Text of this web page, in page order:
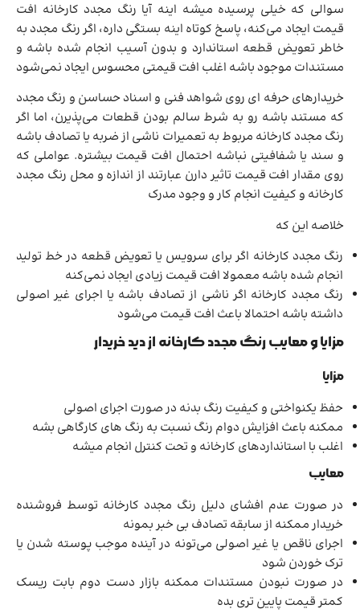
سوالی که خیلی پرسیده میشه اینه آیا رنگ مجدد کارخانه افت
قیمت ایجاد می‌کنه، پاسخ کوتاه اینه بستگی داره، اگر رنگ مجدد به
خاطر تعویض قطعه استاندارد و بدون آسیب انجام شده باشه و
مستندات موجود باشه اغلب افت قیمتی محسوس ایجاد نمی‌شود
خریدارهای حرفه ای روی شواهد فنی و اسناد حساسن و رنگ مجدد
که مستند باشه رو به شرط سالم بودن قطعات می‌پذیرن، اما اگر
رنگ مجدد کارخانه مربوط به تعمیرات ناشی از ضربه یا تصادف باشه
و سند یا شفافیتی نباشه احتمال افت قیمت بیشتره. عواملی که
روی مقدار افت قیمت تاثیر دارن عبارتند از اندازه و محل رنگ مجدد
کارخانه و کیفیت انجام کار و وجود مدرک
خلاصه این که
رنگ مجدد کارخانه اگر برای سرویس یا تعویض قطعه در خط تولید
انجام شده باشه معمولا افت قیمت زیادی ایجاد نمی‌کنه
رنگ مجدد کارخانه اگر ناشی از تصادف باشه یا اجرای غیر اصولی
داشته باشه احتمالا باعث افت قیمت می‌شود
مزایا و معایب رنگ مجدد کارخانه از دید خریدار
مزایا
حفظ یکنواختی و کیفیت رنگ بدنه در صورت اجرای اصولی
ممکنه باعث افزایش دوام رنگ نسبت به رنگ های کارگاهی بشه
اغلب با استانداردهای کارخانه و تحت کنترل انجام میشه
معایب
در صورت عدم افشای دلیل رنگ مجدد کارخانه توسط فروشنده
خریدار ممکنه از سابقه تصادف بی خبر بمونه
اجرای ناقص یا غیر اصولی می‌تونه در آینده موجب پوسته شدن یا
ترک خوردن شود
در صورت نبودن مستندات ممکنه بازار دست دوم بابت ریسک
کمتر قیمت پایین تری بده